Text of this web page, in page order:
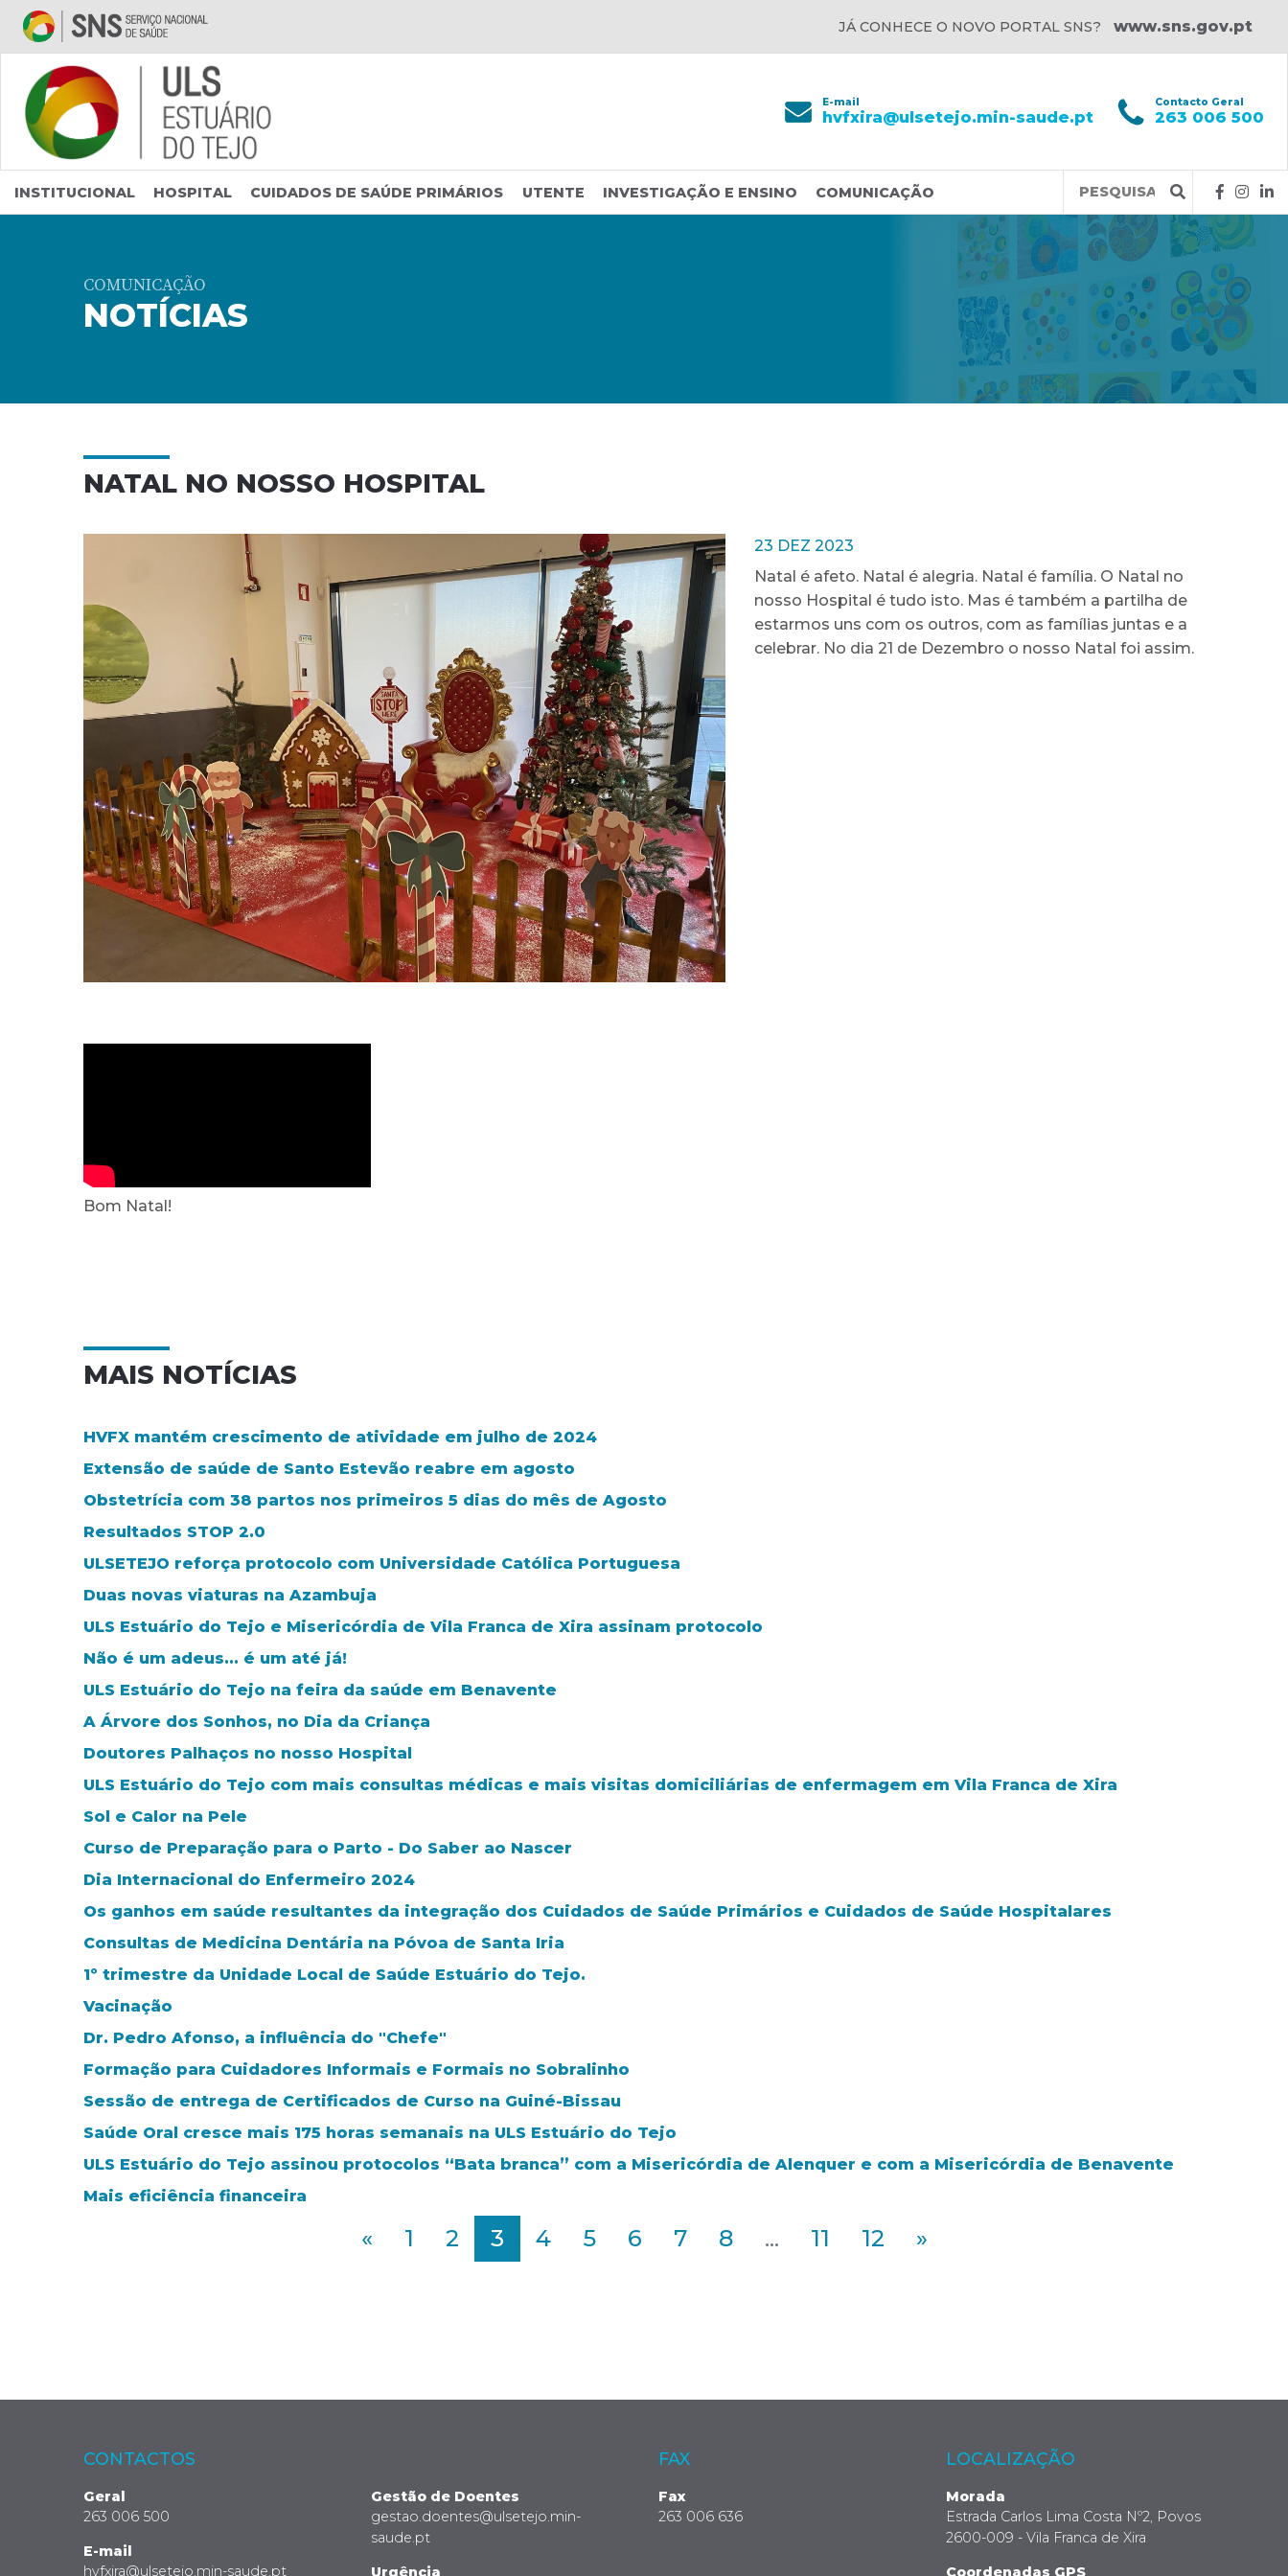
Saltar para conteúdo principal
JÁ CONHECE O NOVO PORTAL SNS? www.sns.gov.pt
E-mail
hvfxira@ulsetejo.min-saude.pt
Contacto Geral
263 006 500
INSTITUCIONAL HOSPITAL CUIDADOS DE SAÚDE PRIMÁRIOS UTENTE INVESTIGAÇÃO E ENSINO COMUNICAÇÃO
Query
COMUNICAÇÃO
NOTÍCIAS
NATAL NO NOSSO HOSPITAL
23 DEZ 2023
Natal é afeto. Natal é alegria. Natal é família. O Natal no
nosso Hospital é tudo isto. Mas é também a partilha de
estarmos uns com os outros, com as famílias juntas e a
celebrar. No dia 21 de Dezembro o nosso Natal foi assim.
Bom Natal!
MAIS NOTÍCIAS
HVFX mantém crescimento de atividade em julho de 2024
Extensão de saúde de Santo Estevão reabre em agosto
Obstetrícia com 38 partos nos primeiros 5 dias do mês de Agosto
Resultados STOP 2.0
ULSETEJO reforça protocolo com Universidade Católica Portuguesa
Duas novas viaturas na Azambuja
ULS Estuário do Tejo e Misericórdia de Vila Franca de Xira assinam protocolo
Não é um adeus... é um até já!
ULS Estuário do Tejo na feira da saúde em Benavente
A Árvore dos Sonhos, no Dia da Criança
Doutores Palhaços no nosso Hospital
ULS Estuário do Tejo com mais consultas médicas e mais visitas domiciliárias de enfermagem em Vila Franca de Xira
Sol e Calor na Pele
Curso de Preparação para o Parto - Do Saber ao Nascer
Dia Internacional do Enfermeiro 2024
Os ganhos em saúde resultantes da integração dos Cuidados de Saúde Primários e Cuidados de Saúde Hospitalares
Consultas de Medicina Dentária na Póvoa de Santa Iria
1º trimestre da Unidade Local de Saúde Estuário do Tejo.
Vacinação
Dr. Pedro Afonso, a influência do "Chefe"
Formação para Cuidadores Informais e Formais no Sobralinho
Sessão de entrega de Certificados de Curso na Guiné-Bissau
Saúde Oral cresce mais 175 horas semanais na ULS Estuário do Tejo
ULS Estuário do Tejo assinou protocolos “Bata branca” com a Misericórdia de Alenquer e com a Misericórdia de Benavente
Mais eficiência financeira
« 1 2 3 4 5 6 7 8 ... 11 12 »
CONTACTOS
Geral
263 006 500
E-mail
hvfxira@ulsetejo.min-saude.pt
Gestão de Doentes
gestao.doentes@ulsetejo.min-
saude.pt
Urgência
FAX
Fax
263 006 636
LOCALIZAÇÃO
Morada
Estrada Carlos Lima Costa Nº2, Povos
2600-009 - Vila Franca de Xira
Coordenadas GPS